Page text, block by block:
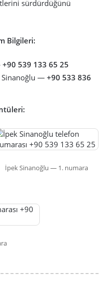
sürdürdüğünü
Bilgileri:
+90 539 133 65 25
Sinanoğlu — +90 533 836
İpek Sinanoğlu — 1. numara